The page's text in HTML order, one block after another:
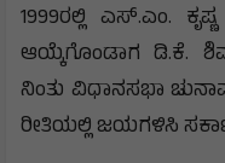
1999ರಲ್ಲಿ ಎಸ್.ಎಂ.
ಆಯ್ಕೆಗೊಂಡಾಗ ಡಿ.ಕೆ.
ನಿಂತು ವಿಧಾನಸಭಾ
ರೀತಿಯಲ್ಲಿ ಜಯಗಳಿಸಿ